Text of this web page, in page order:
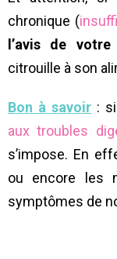
chronique (
l’avis de
citrouille à son
Bon à savoir: si
aux troubles
s’impose. En
ou encore les
symptômes de